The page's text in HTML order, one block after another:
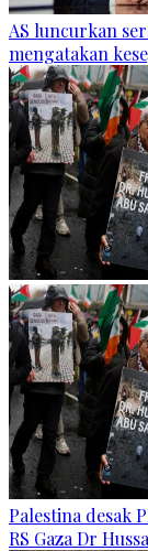
AS luncurkan
mengatakan
Palestina desak
RS Gaza Dr